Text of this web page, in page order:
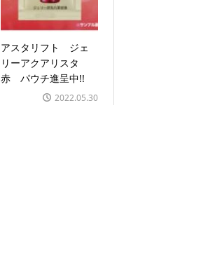
アスタリフト ジェ
リーアクアリスタ
赤 パウチ進呈中!!
2022.05.30